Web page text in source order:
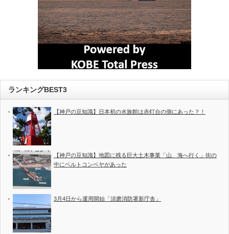
ランキングBEST3
【神戸の豆知識】日本初の水族館は赤灯台の側にあった？！
【神戸の豆知識】地図に残る巨大土木事業「山、海へ行く」街の
中にベルトコンベヤがあった
3月4日から運用開始「須磨消防署新庁舎」